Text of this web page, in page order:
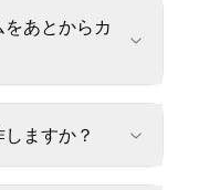
あとからカ
ますか？